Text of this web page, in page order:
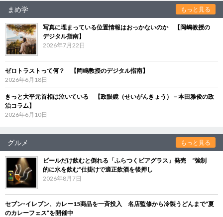
まめ学 もっと見る
写真に埋まっている位置情報はおっかないのか 【岡嶋教授の
デジタル指南】
2026年7月22日
ゼロトラストって何？ 【岡嶋教授のデジタル指南】
2026年6月18日
きっと大平元首相は泣いている 【政眼鏡（せいがんきょう）－本田雅俊の政
治コラム】
2026年6月10日
グルメ もっと見る
ビールだけ飲むと倒れる「ふらつくビアグラス」発売 “強制
的に水を飲む”仕掛けで適正飲酒を後押し
2026年8月7日
セブン‐イレブン、カレー15商品を一斉投入 名店監修から冷製うどんまで“夏
のカレーフェス”を開催中